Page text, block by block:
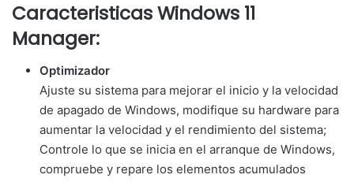
CaracteristicasWindows 11
Manager:
Optimizador
Ajuste su sistema para mejorar el inicio y la velocidad
de apagado de Windows, modifique su hardware para
aumentar la velocidad y el rendimiento del sistema;
Controle lo que se inicia en el arranque de Windows,
compruebe y repare los elementos acumulados